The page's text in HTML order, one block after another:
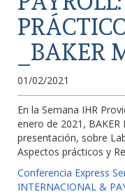
_BAKER
01/02/2021
En la Semana IHR
enero de 2021,
presentación, sobre
Aspectos prácticos y
Conferencia Express
INTERNACIONAL &